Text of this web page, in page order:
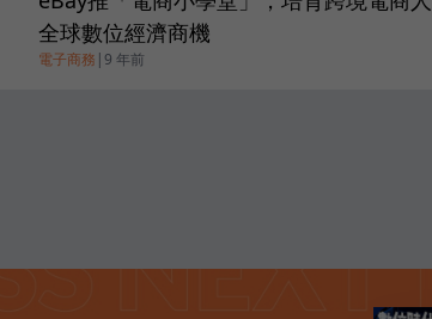
全球數位經濟商機
電子商務 | 9 年前